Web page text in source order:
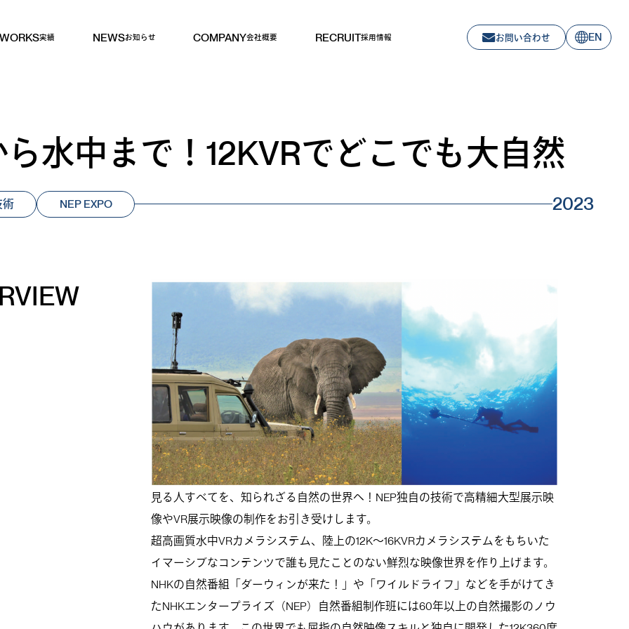
WORKS実績 NEWSお知らせ COMPANY会社概要 RECRUIT採用情報 お問い合わせ EN
水中まで！12KVRでどこでも大自然
術 NEP EXPO 2023
見る人すべてを、知られざる自然の世界へ！NEP独自の技術で高精細大型展示映
像やVR展示映像の制作をお引き受けします。
超高画質水中VRカメラシステム、陸上の12K～16KVRカメラシステムをもちいた
イマーシブなコンテンツで誰も見たことのない鮮烈な映像世界を作り上げます。
NHKの自然番組「ダーウィンが来た！」や「ワイルドライフ」などを手がけてき
たNHKエンタープライズ（NEP）自然番組制作班には60年以上の自然撮影のノウ